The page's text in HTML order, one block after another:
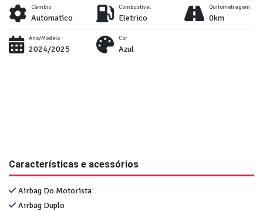
Câmbio
Automatico
Combustível
Eletrico
Quilometragem
0km
Ano/Modelo
2024/2025
Cor
Azul
Características e acessórios
Airbag Do Motorista
Airbag Duplo